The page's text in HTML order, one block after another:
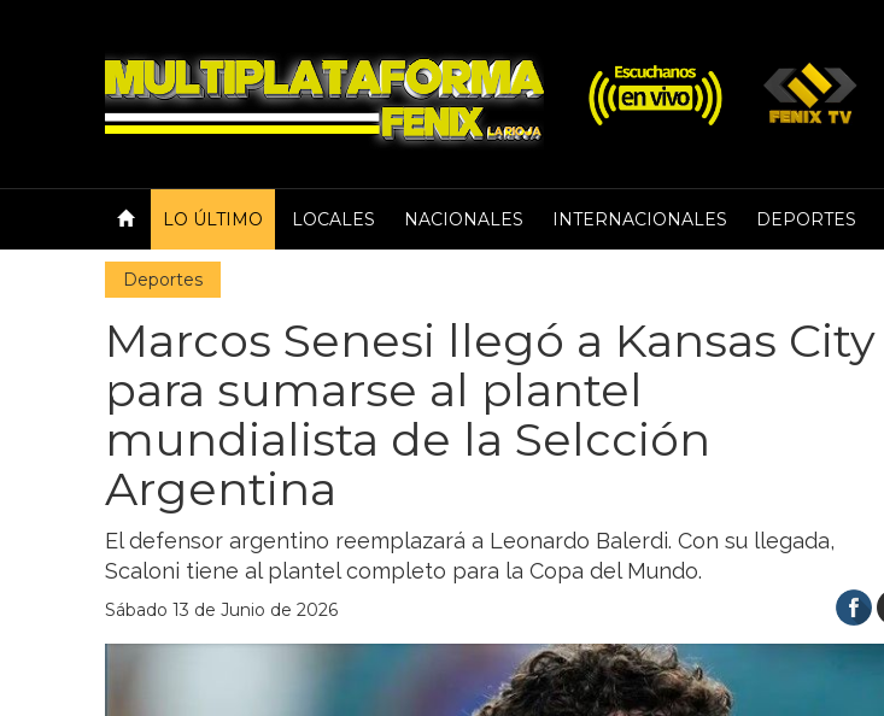
LO ÚLTIMO LOCALES NACIONALES INTERNACIONALES DEPORTES
Deportes
Marcos Senesi llegó a Kansas City
para sumarse al plantel
mundialista de la Selcción
Argentina
El defensor argentino reemplazará a Leonardo Balerdi. Con su llegada,
Scaloni tiene al plantel completo para la Copa del Mundo.
Sábado 13 de Junio de 2026